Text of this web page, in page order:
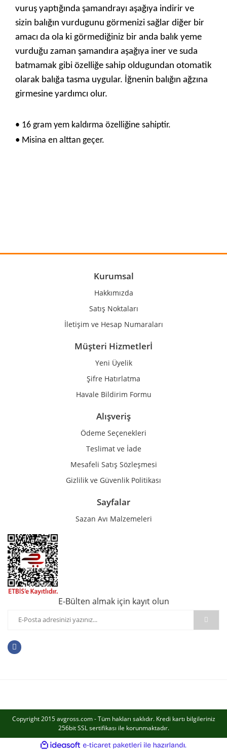
vuruş yaptığında şamandrayı aşağıya indirir ve
sizin balığın vurdugunu görmenizi sağlar diğer bir
amacı da ola ki görmediğiniz bir anda balık yeme
vurduğu zaman şamandıra aşağıya iner ve suda
batmamak gibi özelliğe sahip oldugundan otomatik
olarak balığa tasma uygular. İğnenin balığın ağzına
girmesine yardımcı olur.
• 16 gram yem kaldırma özelliğine sahiptir.
• Misina en alttan geçer.
Ürün açıklamasında eksik bilgiler bulunuyor.
Ürün bilgilerinde hatalar bulunuyor.
Gönder
Kurumsal
Hakkımızda
Satış Noktaları
İletişim ve Hesap Numaraları
Müşteri Hizmetlerİ
Yeni Üyelik
Şifre Hatırlatma
Havale Bildirim Formu
Alışveriş
Ödeme Seçenekleri
Teslimat ve İade
Mesafeli Satış Sözleşmesi
Gizlilik ve Güvenlik Politikası
Sayfalar
Sazan Avı Malzemeleri
E-Bülten almak için kayıt olun
Copyright 2015 avgross.com - Tüm hakları saklıdır. Kredi kartı bilgileriniz
256bit SSL sertifikası ile korunmaktadır.
ideasoft e-